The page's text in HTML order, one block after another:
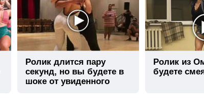
Ролик длится пару
секунд, но вы будете в
шоке от увиденного
Ролик из
будете